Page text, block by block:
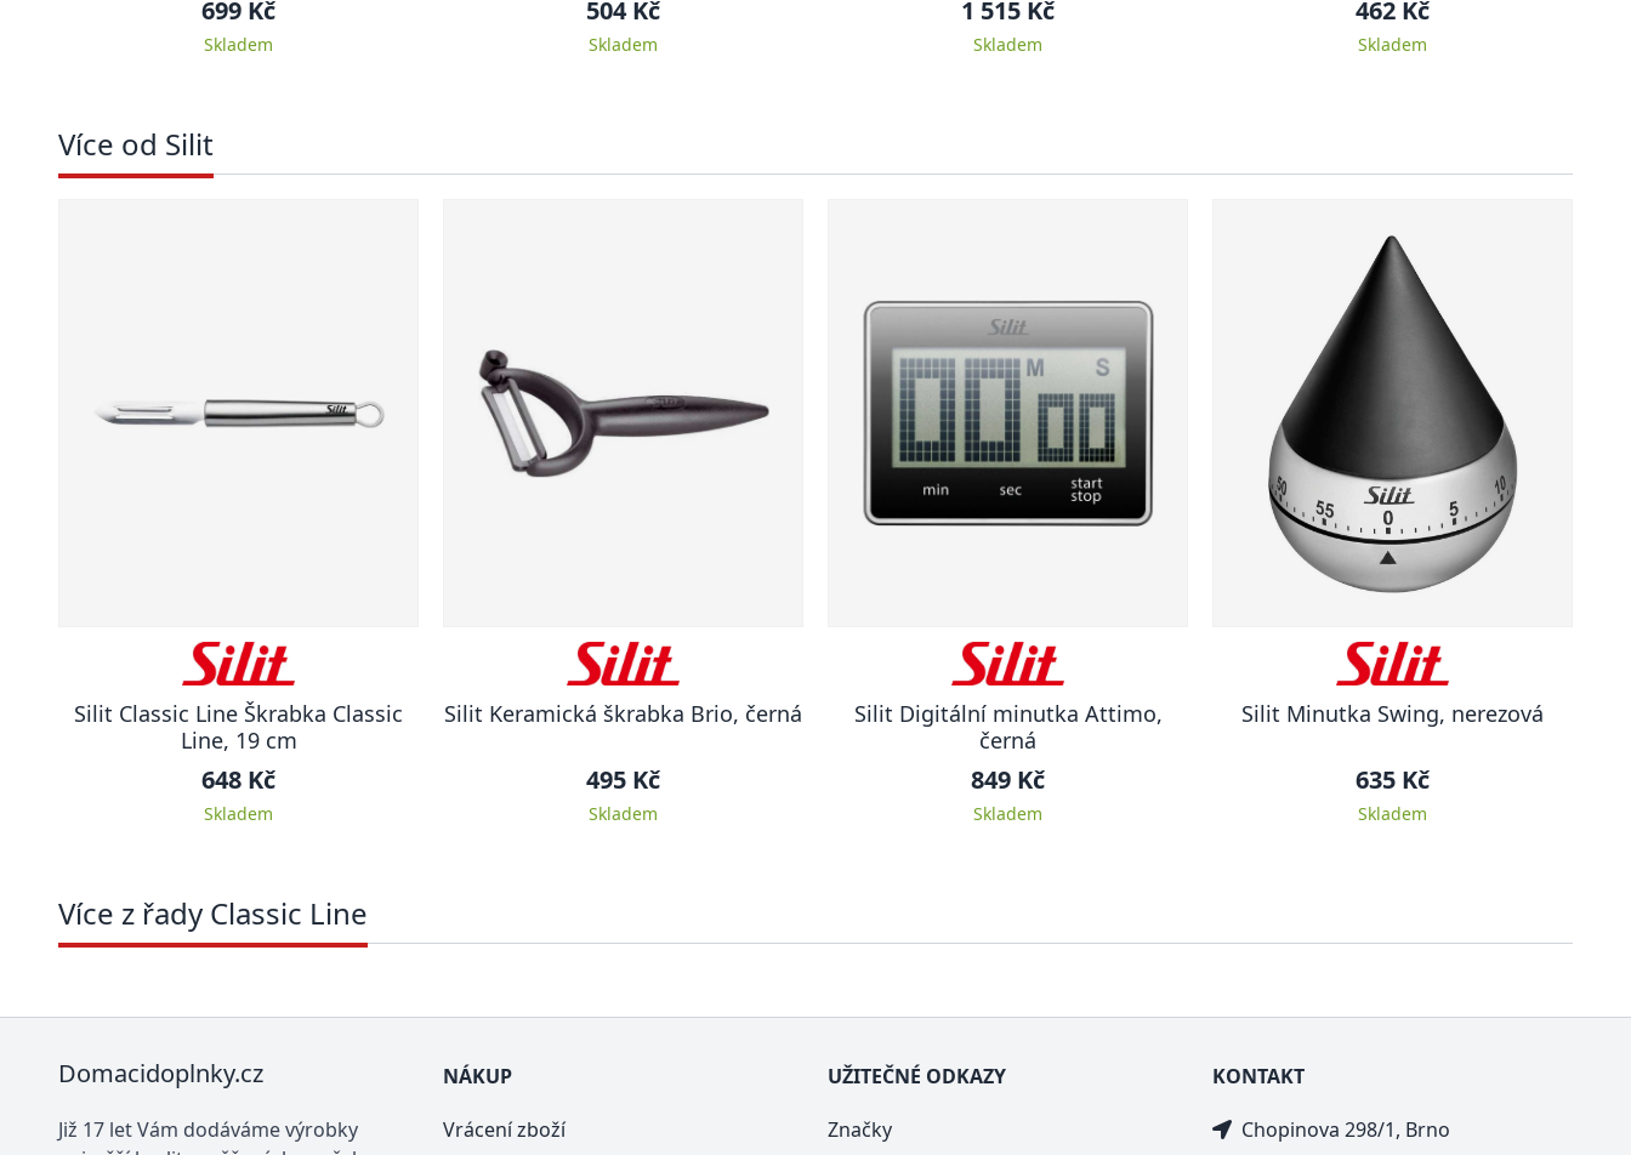
699 Kč
Skladem
504 Kč
Skladem
1 515 Kč
Skladem
462 Kč
Skladem
Více od Silit
Silit Classic Line Škrabka Classic
Line, 19 cm
648 Kč
Skladem
Silit Keramická škrabka Brio, černá
495 Kč
Skladem
Silit Digitální minutka Attimo,
černá
849 Kč
Skladem
Silit Minutka Swing, nerezová
635 Kč
Skladem
Více z řady Classic Line
Domacidoplnky.cz
Již 17 let Vám dodáváme výrobky
NÁKUP
Vrácení zboží
UŽITEČNÉ ODKAZY
Značky
KONTAKT
Chopinova 298/1, Brno